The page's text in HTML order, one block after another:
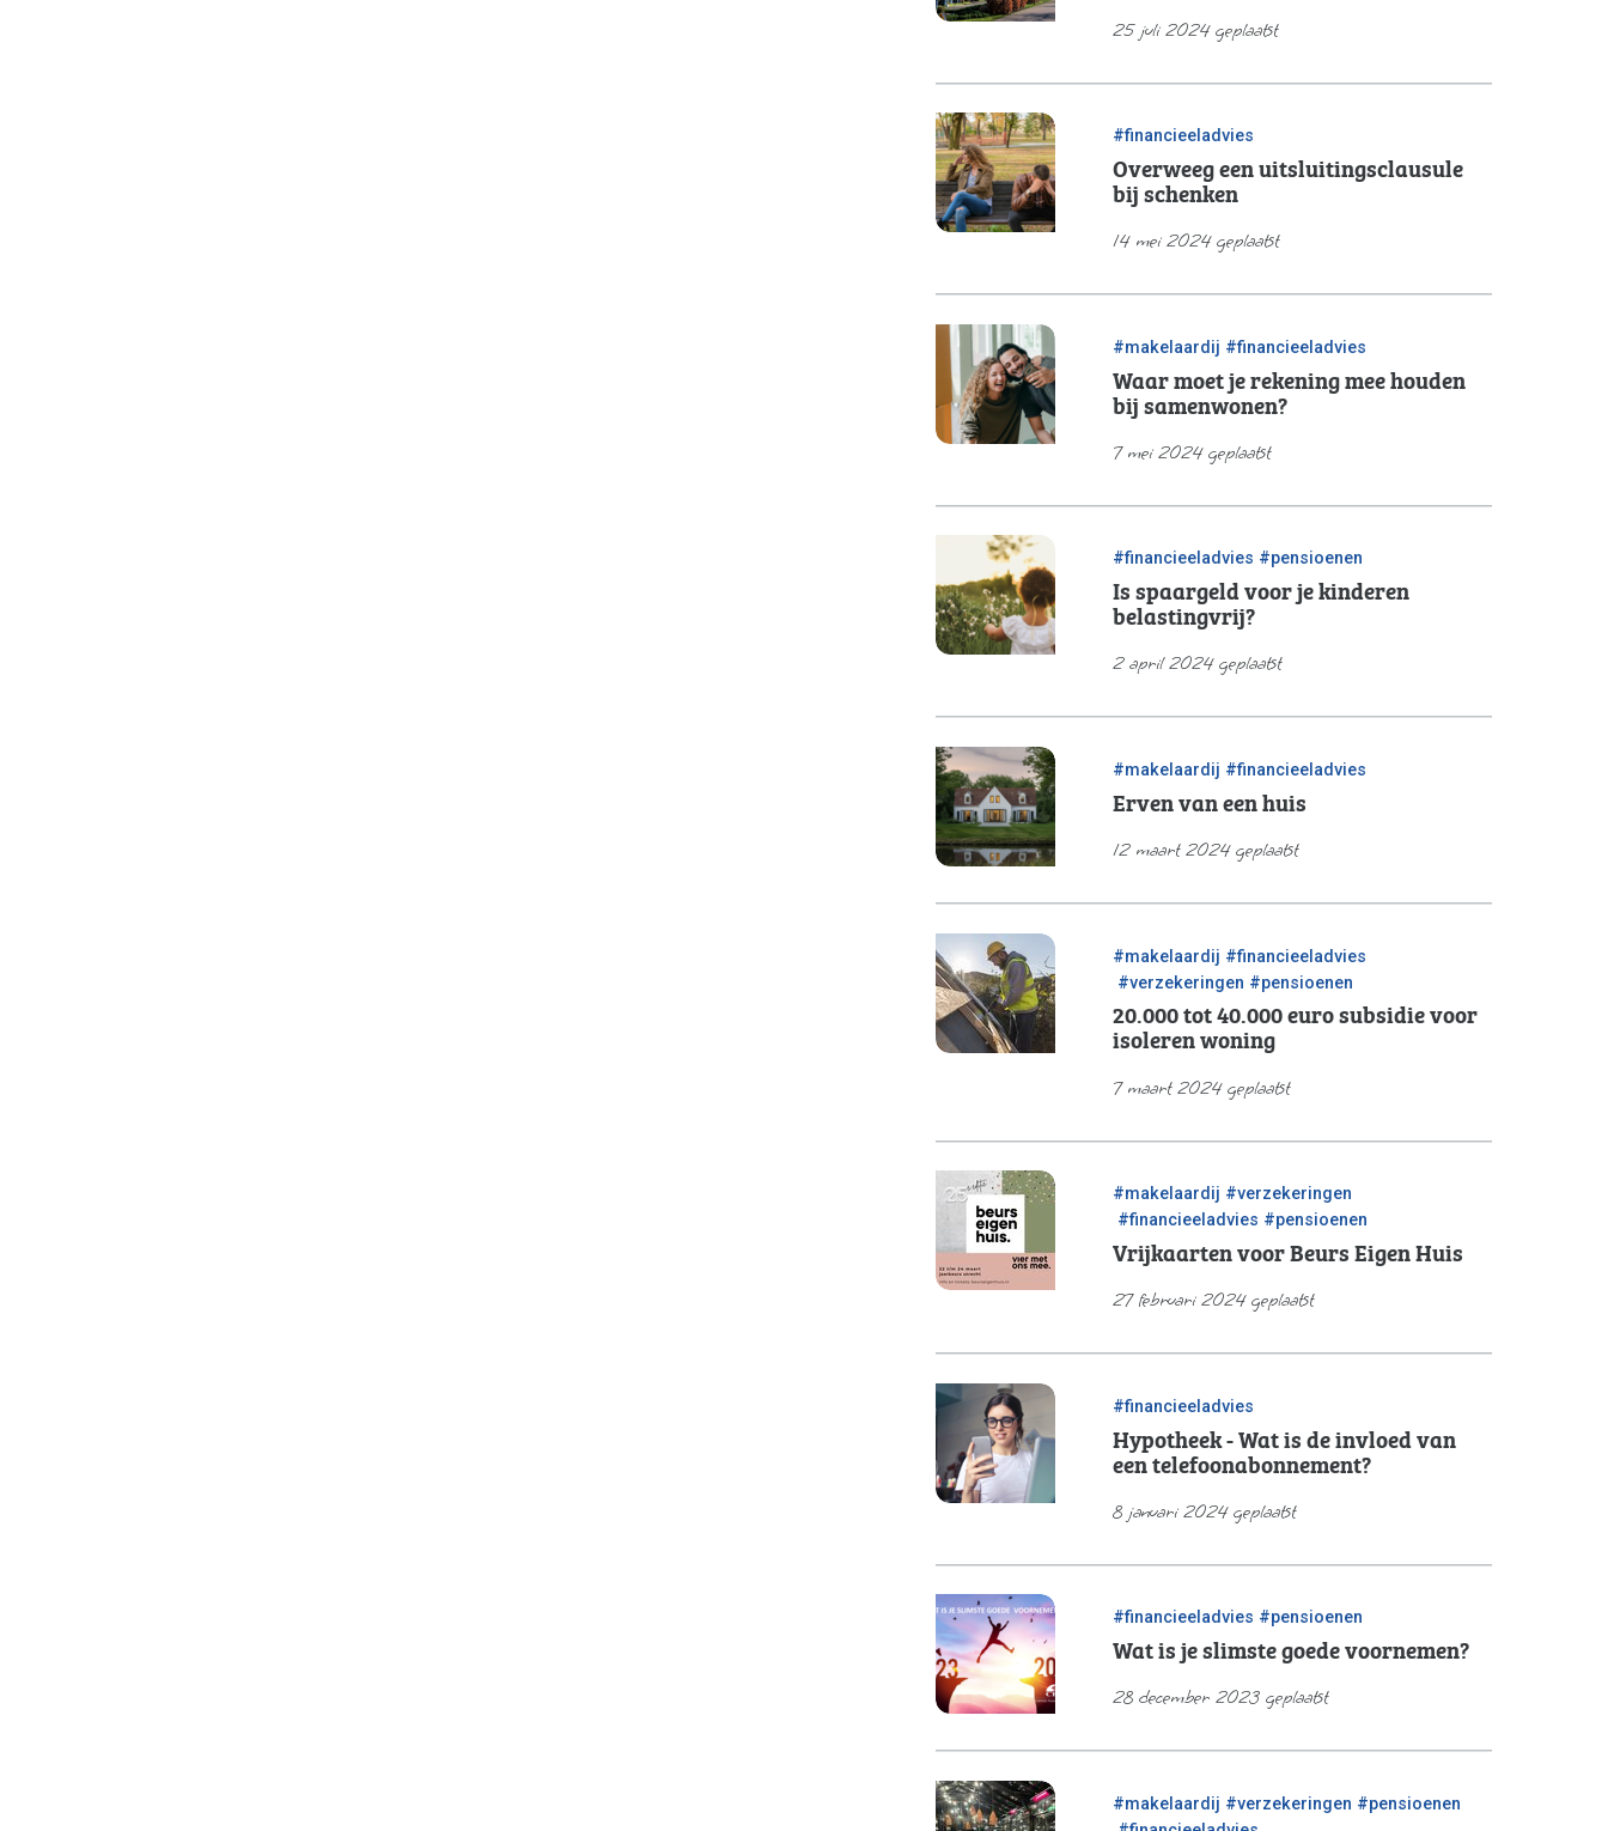
25 juli 2024 geplaatst
#financieeladvies
Overweeg een uitsluitingsclausule
bij schenken
14 mei 2024 geplaatst
#makelaardij/#financieeladvies
Waar moet je rekening mee houden
bij samenwonen?
7 mei 2024 geplaatst
#financieeladvies/#pensioenen
Is spaargeld voor je kinderen
belastingvrij?
2 april 2024 geplaatst
#makelaardij/#financieeladvies
Erven van een huis
12 maart 2024 geplaatst
#makelaardij/#financieeladvies
/#verzekeringen/#pensioenen
20.000 tot 40.000 euro subsidie voor
isoleren woning
7 maart 2024 geplaatst
#makelaardij/#verzekeringen
/#financieeladvies/#pensioenen
Vrijkaarten voor Beurs Eigen Huis
27 februari 2024 geplaatst
#financieeladvies
Hypotheek - Wat is de invloed van
een telefoonabonnement?
8 januari 2024 geplaatst
#financieeladvies/#pensioenen
Wat is je slimste goede voornemen?
28 december 2023 geplaatst
#makelaardij/#verzekeringen/#pensioenen
/